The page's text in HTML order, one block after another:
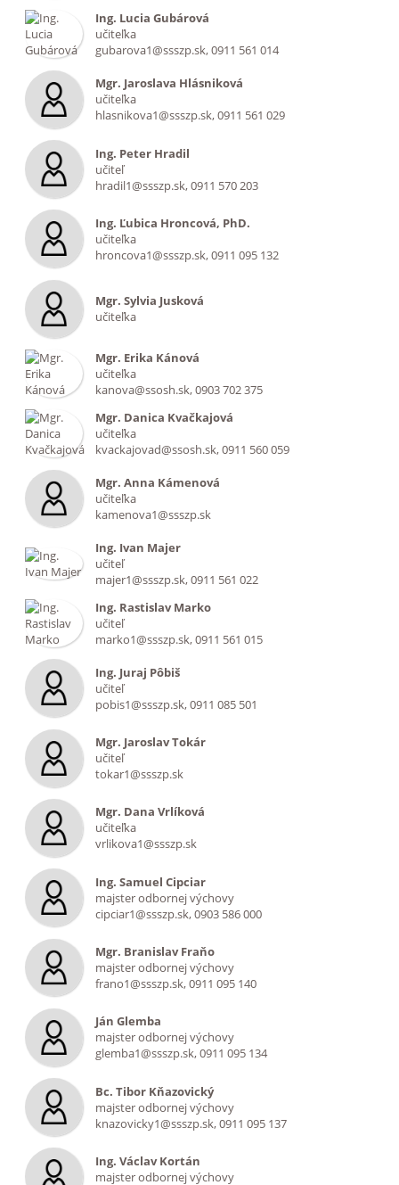
Ing. Lucia Gubárová
učiteľka
gubarova1@ssszp.sk, 0911 561 014
Mgr. Jaroslava Hlásniková
učiteľka
hlasnikova1@ssszp.sk, 0911 561 029
Ing. Peter Hradil
učiteľ
hradil1@ssszp.sk, 0911 570 203
Ing. Ľubica Hroncová, PhD.
učiteľka
hroncova1@ssszp.sk, 0911 095 132
Mgr. Sylvia Jusková
učiteľka
Mgr. Erika Kánová
učiteľka
kanova@ssosh.sk, 0903 702 375
Mgr. Danica Kvačkajová
učiteľka
kvackajovad@ssosh.sk, 0911 560 059
Mgr. Anna Kámenová
učiteľka
kamenova1@ssszp.sk
Ing. Ivan Majer
učiteľ
majer1@ssszp.sk, 0911 561 022
Ing. Rastislav Marko
učiteľ
marko1@ssszp.sk, 0911 561 015
Ing. Juraj Pôbiš
učiteľ
pobis1@ssszp.sk, 0911 085 501
Mgr. Jaroslav Tokár
učiteľ
tokar1@ssszp.sk
Mgr. Dana Vrlíková
učiteľka
vrlikova1@ssszp.sk
Ing. Samuel Cipciar
majster odbornej výchovy
cipciar1@ssszp.sk, 0903 586 000
Mgr. Branislav Fraňo
majster odbornej výchovy
frano1@ssszp.sk, 0911 095 140
Ján Glemba
majster odbornej výchovy
glemba1@ssszp.sk, 0911 095 134
Bc. Tibor Kňazovický
majster odbornej výchovy
knazovicky1@ssszp.sk, 0911 095 137
Ing. Václav Kortán
majster odbornej výchovy